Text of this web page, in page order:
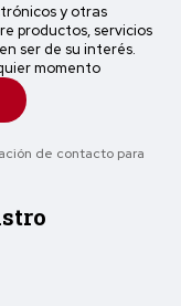
y otras
productos, servicios
ser de su interés.
momento
de contacto para